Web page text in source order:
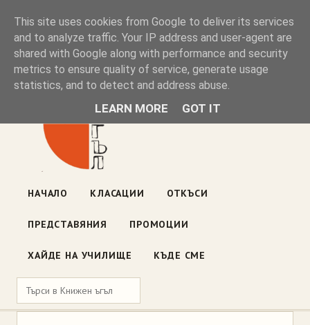
Книжен ъгъл
Блог на книжарницата — класации, откъси, нови книги
ул. „Оборище" 117, София· пон–пет 10:00–19:00 ·
НАЧАЛО КЛАСАЦИИ ОТКЪСИ
ПРЕДСТАВЯНИЯ ПРОМОЦИИ
ХАЙДЕ НА УЧИЛИЩЕ КЪДЕ СМЕ
This site uses cookies from Google to deliver its services
and to analyze traffic. Your IP address and user-agent are
shared with Google along with performance and security
metrics to ensure quality of service, generate usage
statistics, and to detect and address abuse.
LEARN MORE GOT IT